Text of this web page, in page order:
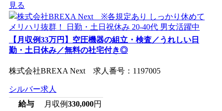
見る
【月収例33万円】空圧機器の組立・検査／うれしい日
勤・土日休み／無料の社宅付き◎
株式会社BREXA Next 求人番号：1197005
シルバー求人
給与
月収例330,000円